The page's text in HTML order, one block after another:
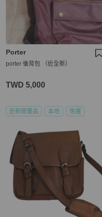
Porter
porter 後背包 （近全新）
TWD 5,000
近新閒置品 本地 免運